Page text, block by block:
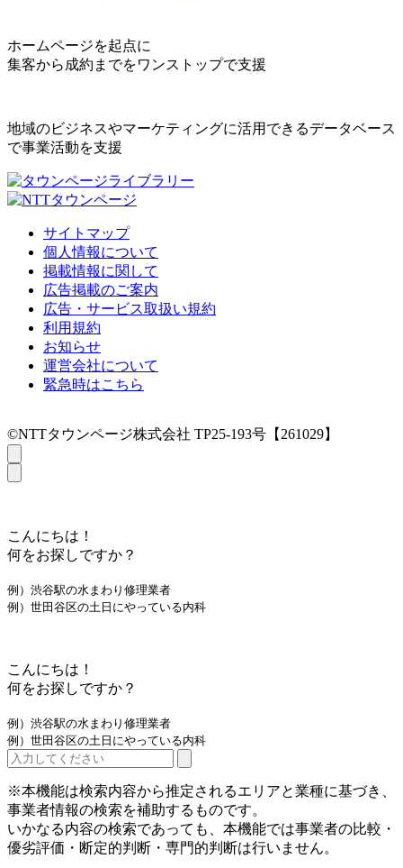
ホームページを起点に
集客から成約までをワンストップで支援
地域のビジネスやマーケティングに活用できるデータベース
で事業活動を支援
サイトマップ
個人情報について
掲載情報に関して
広告掲載のご案内
広告・サービス取扱い規約
利用規約
お知らせ
運営会社について
緊急時はこちら
©NTTタウンページ株式会社 TP25-193号【261029】
こんにちは！
何をお探しですか？
例）渋谷駅の水まわり修理業者
例）世田谷区の土日にやっている内科
こんにちは！
何をお探しですか？
例）渋谷駅の水まわり修理業者
例）世田谷区の土日にやっている内科
※本機能は検索内容から推定されるエリアと業種に基づき、
事業者情報の検索を補助するものです。
いかなる内容の検索であっても、本機能では事業者の比較・
優劣評価・断定的判断・専門的判断は行いません。